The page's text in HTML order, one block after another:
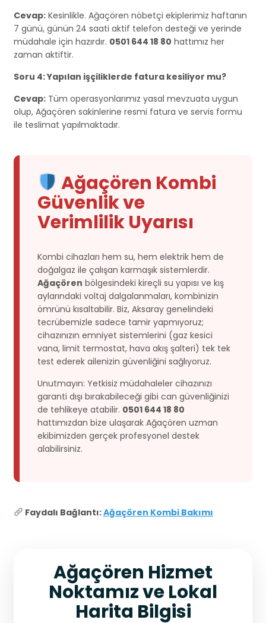
Cevap: Kesinlikle. Ağaçören nöbetçi ekiplerimiz haftanın
7 günü, günün 24 saati aktif telefon desteği ve yerinde
müdahale için hazırdır. 0501 644 18 80 hattımız her
zaman aktiftir.
Soru 4: Yapılan işçiliklerde fatura kesiliyor mu?
Cevap: Tüm operasyonlarımız yasal mevzuata uygun
olup, Ağaçören sakinlerine resmi fatura ve servis formu
ile teslimat yapılmaktadır.
Ağaçören Kombi
Güvenlik ve
Verimlilik Uyarısı
Kombi cihazları hem su, hem elektrik hem de
doğalgaz ile çalışan karmaşık sistemlerdir.
Ağaçören bölgesindeki kireçli su yapısı ve kış
aylarındaki voltaj dalgalanmaları, kombinizin
ömrünü kısaltabilir. Biz, Aksaray genelindeki
tecrübemizle sadece tamir yapmıyoruz;
cihazınızın emniyet sistemlerini (gaz kesici
vana, limit termostat, hava akış şalteri) tek tek
test ederek ailenizin güvenliğini sağlıyoruz.
Unutmayın: Yetkisiz müdahaleler cihazınızı
garanti dışı bırakabileceği gibi can güvenliğinizi
de tehlikeye atabilir. 0501 644 18 80
hattımızdan bize ulaşarak Ağaçören uzman
ekibimizden gerçek profesyonel destek
alabilirsiniz.
Faydalı Bağlantı:Ağaçören Kombi Bakımı
Ağaçören Hizmet
Noktamız ve Lokal
Harita Bilgisi